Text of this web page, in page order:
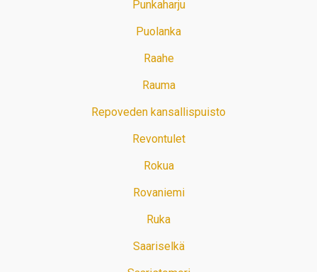
Punkaharju
Puolanka
Raahe
Rauma
Repoveden kansallispuisto
Revontulet
Rokua
Rovaniemi
Ruka
Saariselkä